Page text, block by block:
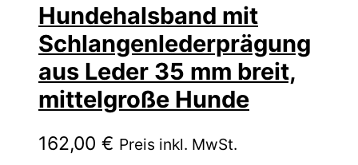
Hundehalsband mit
Schlangenlederprägung
aus Leder 35 mm breit,
mittelgroße Hunde
162,00 € Preis inkl. MwSt.